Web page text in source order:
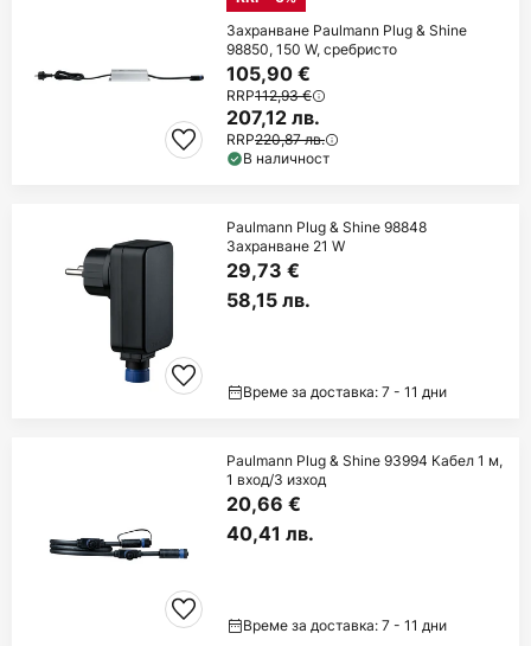
Захранване Paulmann Plug & Shine
98850, 150 W, сребристо
105,90 €
RRP112,93 €
207,12 лв.
RRP220,87 лв.
В наличност
Paulmann Plug & Shine 98848
Захранване 21 W
29,73 €
58,15 лв.
Време за доставка: 7 - 11 дни
Paulmann Plug & Shine 93994 Кабел 1 м,
1 вход/3 изход
20,66 €
40,41 лв.
Време за доставка: 7 - 11 дни